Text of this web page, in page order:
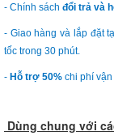
- Chính sách đổi trả và
- Giao hàng và lắp đặt
tốc trong 30 phút.
- Hỗ trợ 50% chi phí
Dùng chung với